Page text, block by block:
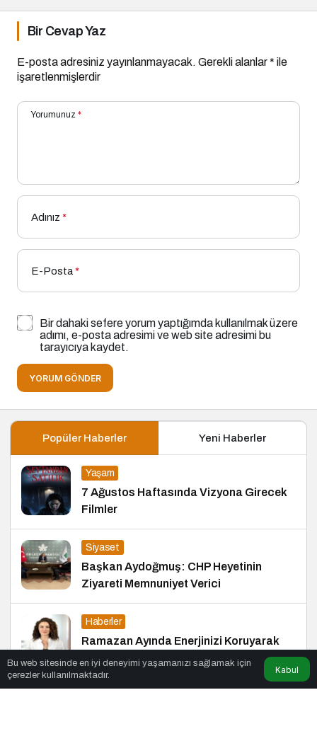
Bir Cevap Yaz
E-posta adresiniz yayınlanmayacak. Gerekli alanlar* ile
işaretlenmişlerdir
Yorumunuz *
Adınız *
E-Posta*
Bir dahaki sefere yorum yaptığımda kullanılmak üzere
adımı, e-posta adresimi ve web site adresimi bu
tarayıcıya kaydet.
YORUM GÖNDER
Popüler Haberler Yeni Haberler
Yaşam
7 Ağustos Haftasında Vizyona Girecek
Filmler
Siyaset
Başkan Aydoğmuş: CHP Heyetinin
Ziyareti Memnuniyet Verici
Haberler
Ramazan Ayında Enerjinizi Koruyarak
Oruç Tutmanın Püf Noktaları
Bu web sitesinde en iyi deneyimi yaşamanızı sağlamak için
çerezler kullanılmaktadır.
Kabul